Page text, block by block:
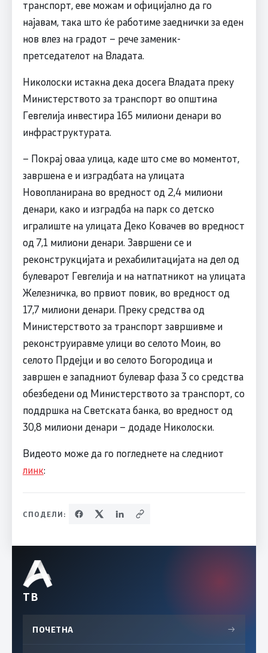
транспорт, еве можам и официјално да го
најавам, така што ќе работиме заеднички за еден
нов влез на градот – рече заменик-
претседателот на Владата.
Николоски истакна дека досега Владата преку
Министерството за транспорт во општина
Гевгелија инвестира 165 милиони денари во
инфраструктурата.
– Покрај оваа улица, каде што сме во моментот,
завршена е и изградбата на улицата
Новопланирана во вредност од 2,4 милиони
денари, како и изградба на парк со детско
игралиште на улицата Деко Ковачев во вредност
од 7,1 милиони денари. Завршени се и
реконструкцијата и рехабилитацијата на дел од
булеварот Гевгелија и на натпатникот на улицата
Железничка, во првиот повик, во вредност од
17,7 милиони денари. Преку средства од
Министерството за транспорт завршивме и
реконструиравме улици во селото Моин, во
селото Прдејци и во селото Богородица и
завршен е западниот булевар фаза 3 со средства
обезбедени од Министерството за транспорт, со
поддршка на Светската банка, во вредност од
30,8 милиони денари – додаде Николоски.
Видеото може да го погледнете на следниот
линк:
СПОДЕЛИ:
ТВ
ПОЧЕТНА →